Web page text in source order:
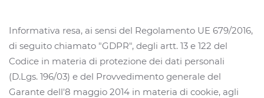
Informativa resa, ai sensi del Regolamento UE 679/2016,
di seguito chiamato "GDPR", degli artt. 13 e 122 del
Codice in materia di protezione dei dati personali
(D.Lgs. 196/03) e del Provvedimento generale del
Garante dell'8 maggio 2014 in materia di cookie, agli